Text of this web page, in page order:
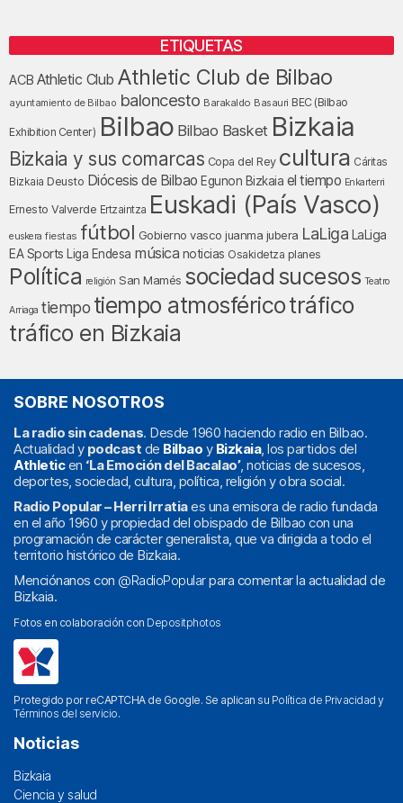
ETIQUETAS
ACB Athletic Club Athletic Club de Bilbao
ayuntamiento de Bilbao baloncesto Barakaldo Basauri BEC (Bilbao
Exhibition Center) Bilbao Bilbao Basket Bizkaia
Bizkaia y sus comarcas Copa del Rey cultura Cáritas
Bizkaia Deusto Diócesis de Bilbao Egunon Bizkaia el tiempo Enkarterri
Ernesto Valverde Ertzaintza Euskadi (País Vasco)
euskera fiestas fútbol Gobierno vasco juanma jubera LaLiga LaLiga
EA Sports
Liga Endesa música noticias Osakidetza planes
Política religión San Mamés sociedad sucesos Teatro
Arriaga tiempo tiempo atmosféricotráfico
tráfico en Bizkaia
SOBRE NOSOTROS
La radio sin cadenas. Desde 1960 haciendo radio en Bilbao.
Actualidad y podcast de Bilbao y Bizkaia, los partidos del
Athleticen ‘La Emoción del Bacalao’, noticias de sucesos,
deportes, sociedad, cultura, política, religión y obra social.
Radio Popular – Herri Irratiaes una emisora de radio fundada
en el año 1960 y propiedad del obispado de Bilbao con una
programación de carácter generalista, que va dirigida a todo el
territorio histórico de Bizkaia.
Menciónanos con @RadioPopularpara comentar la actualidad de
Bizkaia.
Fotos en colaboración con Depositphotos
Protegido por reCAPTCHA de Google. Se aplican su Política de Privacidad y
Términos del servicio.
Noticias
Bizkaia
Ciencia y salud